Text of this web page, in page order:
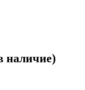
наличие)